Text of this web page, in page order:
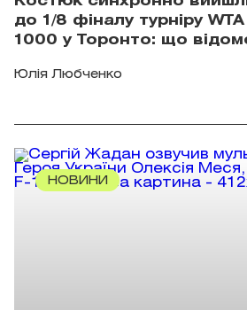
до 1/8 фіналу турніру WTA
1000 у Торонто: що
Юлія Любченко
НОВИНИ